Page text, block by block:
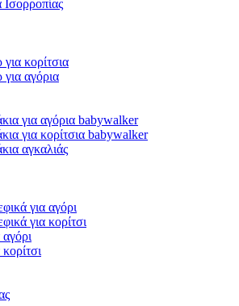
κορίτσια
αγόρια
για αγόρια babywalker
για κορίτσια babywalker
αγκαλιάς
για αγόρι
για κορίτσι